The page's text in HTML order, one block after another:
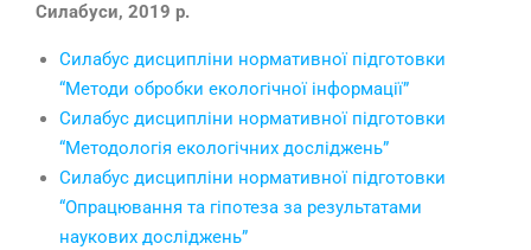
Силабуси, 2019 р.
Силабус дисципліни нормативної підготовки
“Методи обробки екологiчної iнформацiї”
Силабус дисципліни нормативної підготовки
“Методологiя екологiчних дослiджень”
Силабус дисципліни нормативної підготовки
“Опрацювання та гiпотеза за результатами
наукових дослiджень”